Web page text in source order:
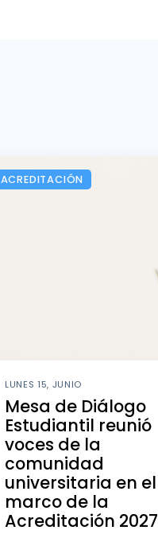
ACREDITACIÓN
LUNES 15, JUNIO
Mesa de Diálogo
Estudiantil reunió
voces de la
comunidad
universitaria en el
marco de la
Acreditación 2027